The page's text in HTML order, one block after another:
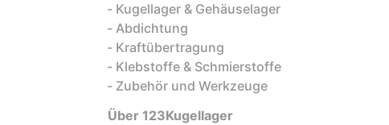
Kugellager & Gehäuselager
Abdichtung
Kraftübertragung
Klebstoffe & Schmierstoffe
Zubehör und Werkzeuge
Über 123Kugellager